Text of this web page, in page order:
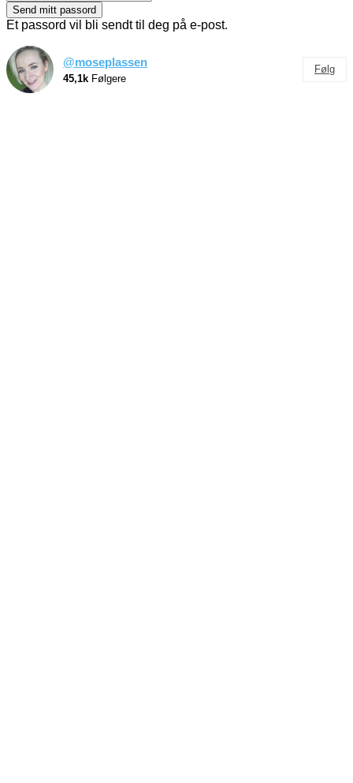
Et passord vil bli sendt til deg på e-post.
@moseplassen
45,1k Følgere
Følg